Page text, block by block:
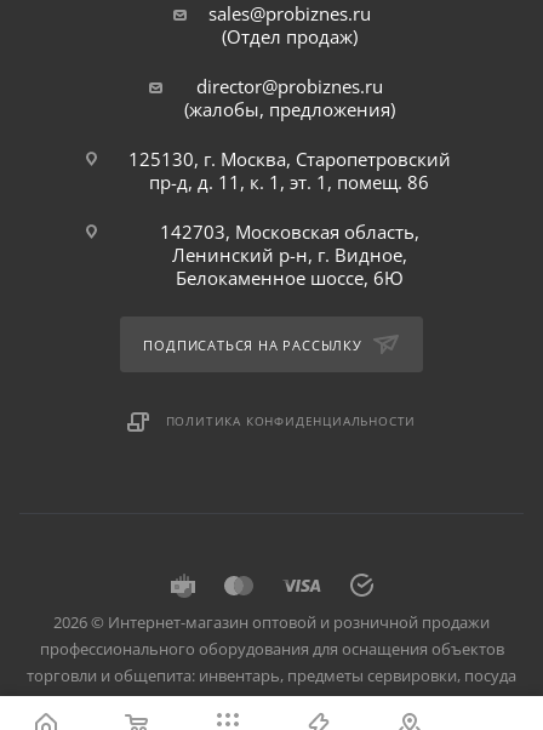
sales@probiznes.ru
(Отдел продаж)
director@probiznes.ru
(жалобы, предложения)
125130, г. Москва, Старопетровский
пр-д, д. 11, к. 1, эт. 1, помещ. 86
142703, Московская область,
Ленинский р-н, г. Видное,
Белокаменное шоссе, 6Ю
ПОДПИСАТЬСЯ НА РАССЫЛКУ
ПОЛИТИКА КОНФИДЕНЦИАЛЬНОСТИ
2026 © Интернет-магазин оптовой и розничной продажи
профессионального оборудования для оснащения объектов
торговли и общепита: инвентарь, предметы сервировки, посуда
для баров, кафе и ресторанов.